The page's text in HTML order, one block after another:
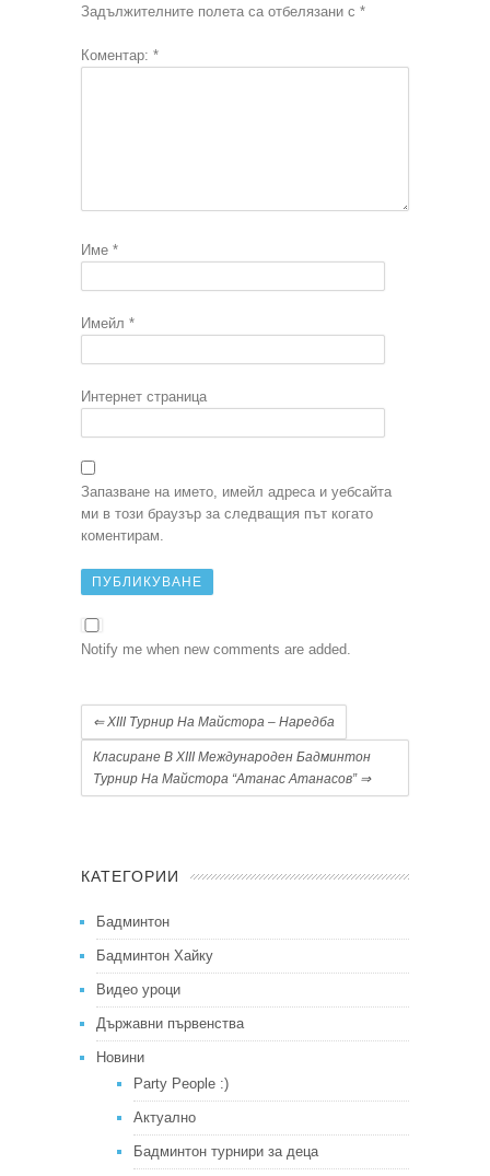
Задължителните полета са отбелязани с *
Коментар: *
Име *
Имейл *
Интернет страница
Запазване на името, имейл адреса и уебсайта
ми в този браузър за следващия път когато
коментирам.
Notify me when new comments are added.
⇐XIII Турнир На Майстора – Наредба
Класиране В XIII Международен Бадминтон
Турнир На Майстора “Атанас Атанасов” ⇒
КАТЕГОРИИ
Бадминтон
Бадминтон Хайку
Видео уроци
Държавни първенства
Новини
Party People :)
Актуално
Бадминтон турнири за деца